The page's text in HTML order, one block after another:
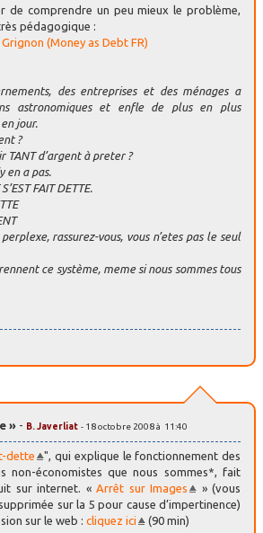
de comprendre un peu mieux le problème,
pédagogique :
(Money as Debt FR)
des entreprises et des ménages a
astronomiques et enfle de plus en plus
jour.
?
TANT d’argent à preter ?
en a pas.
FAIT DETTE.
rassurez-vous, vous n’etes pas le seul
ce système, meme si nous sommes tous
» - B. Javerliat - 18 octobre 2008 à 11:40
dette
", qui explique le fonctionnement des
non-économistes que nous sommes*, fait
sur internet. « Arrêt sur Images
» (vous
sur la 5 pour cause d’impertinence)
sur le web : cliquez ici (90 min)